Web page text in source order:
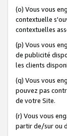
(o) Vous vous
contextuelle
contextuelles
(p) Vous vous
de publicité
les clients
(q) Vous vous
pouvez pas
de votre Site.
(r) Vous vous
partir de/sur ou